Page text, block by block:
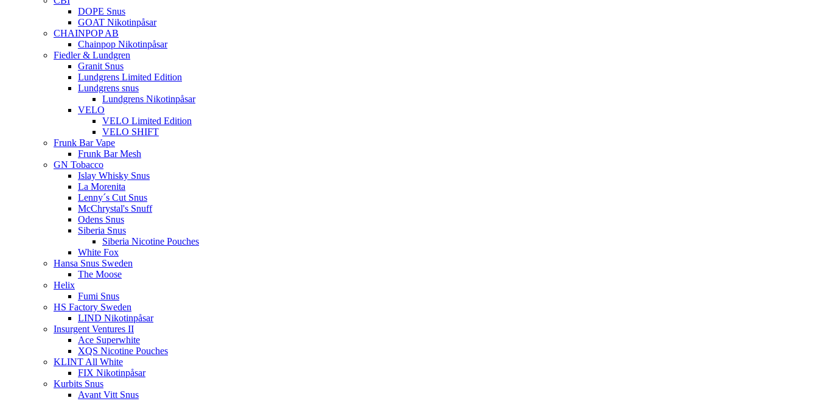
DOPE Snus
GOAT Nikotinpåsar
CHAINPOP AB
Chainpop Nikotinpåsar
Fiedler & Lundgren
Granit Snus
Lundgrens Limited Edition
Lundgrens snus
Lundgrens Nikotinpåsar
VELO
VELO Limited Edition
VELO SHIFT
Frunk Bar Vape
Frunk Bar Mesh
GN Tobacco
Islay Whisky Snus
La Morenita
Lenny´s Cut Snus
McChrystal's Snuff
Odens Snus
Siberia Snus
Siberia Nicotine Pouches
White Fox
Hansa Snus Sweden
The Moose
Helix
Fumi Snus
HS Factory Sweden
LIND Nikotinpåsar
Insurgent Ventures II
Ace Superwhite
XQS Nicotine Pouches
KLINT All White
FIX Nikotinpåsar
Kurbits Snus
Avant Vitt Snus